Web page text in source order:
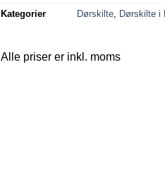
Kategorier Dørskilte Dørskilte i
Alle priser er inkl. moms